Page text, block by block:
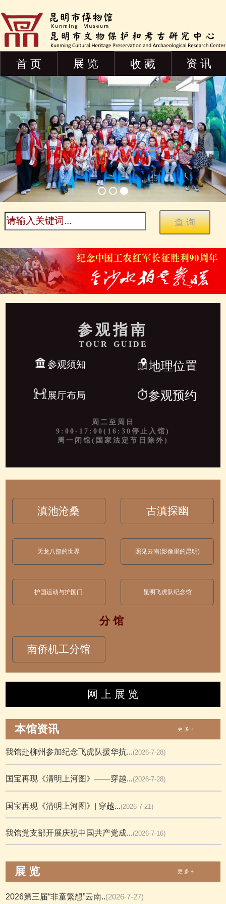
首 页 展 览 收 藏 资 讯
参观指南
TOUR GUIDE
参观须知 地理位置
展厅布局 参观预约
周二至周日
9:00-17:00(16:30停止入馆)
周一闭馆(国家法定节日除外)
滇池沧桑 古滇探幽
天龙八部的世界 照见云南(影像里的昆明)
护国运动与护国门 昆明飞虎队纪念馆
分 馆
南侨机工分馆
网 上 展 览
本馆资讯 更 多 +
我馆赴柳州参加纪念飞虎队援华抗...(2026-7-28)
国宝再现《清明上河图》——穿越...(2026-7-28)
国宝再现《清明上河图》| 穿越...(2026-7-21)
我馆党支部开展庆祝中国共产党成...(2026-7-16)
展 览 更 多 +
2026第三届“非童繁想”云南..(2026-7-27)